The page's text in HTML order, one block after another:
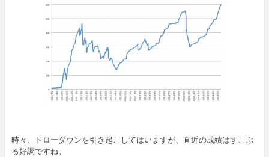
時々、ドローダウンを引き起こしてはいますが、直近の成績はすこぶ
る好調ですね。